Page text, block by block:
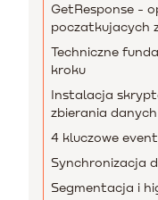
GetResponse -
poczatkujacych
Techniczne
kroku
Instalacja
zbierania danych
4 kluczowe
Synchronizacja
Segmentacja i